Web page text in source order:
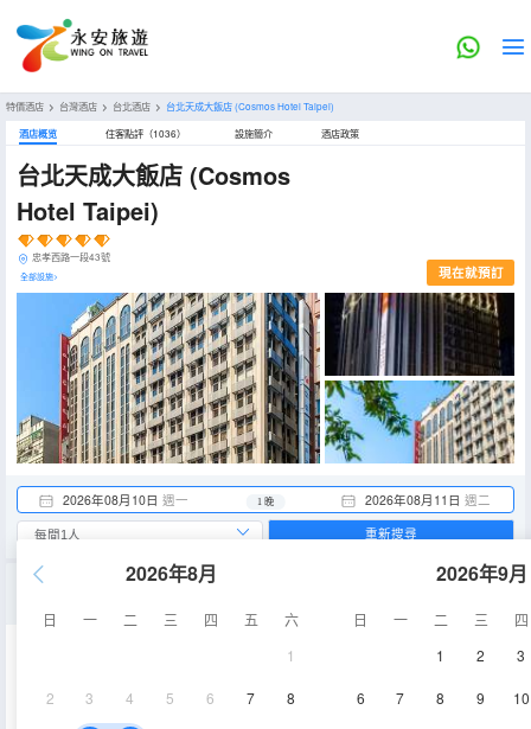
特價酒店 > 台灣酒店 > 台北酒店 > 台北天成大飯店(Cosmos Hotel Taipei)
酒店概览 住客點評（1036） 設施簡介 酒店政策
台北天成大飯店 (Cosmos
Hotel Taipei)
忠孝西路一段43號
全部設施> 現在就預訂
2026年08月10日 週一 2026年08月11日 週二
1 晚
2026年8月
日 一 二 三 四 五
六
1
2 3 4 5 6 7 8
2026年9月
日 一 二 三
四
1
2 3
6 7 8 9 10
重新搜尋
空調